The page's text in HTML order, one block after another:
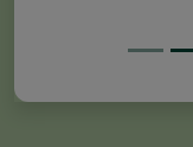
Doktornő
éveknek!